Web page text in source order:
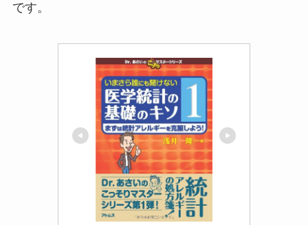
です。